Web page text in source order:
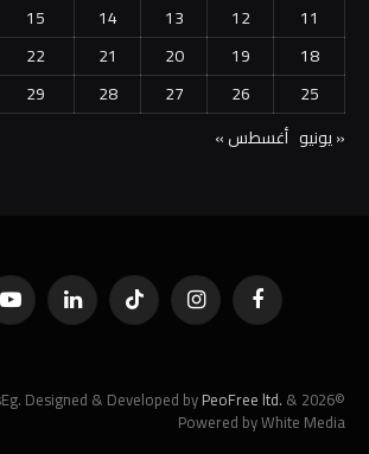
11
12
13
14
15
18
19
20
21
22
25
26
27
28
29
« يونيو أغسطس »
فيسبوك الانستغرامتيكتوك لينكدإن
©2026 BusinessNewsEg. Designed & Developed by
PeoFree ltd. &
Powered by White Media